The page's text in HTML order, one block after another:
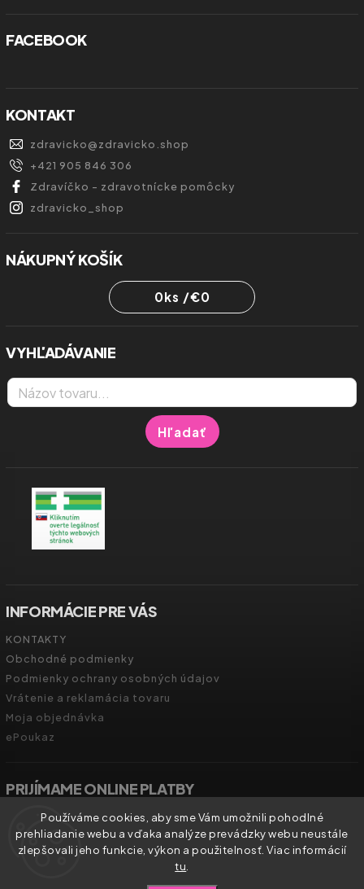
Používáme cookies, aby sme Vám umožnili pohodlné
prehliadanie webu a vďaka analýze prevádzky webu neustále
zlepšovali jeho funkcie, výkon a použitelnosť. Viac informácií
tu
FACEBOOK
KONTAKT
zdravicko@zdravicko.shop
+421 905 846 306
Zdravíčko - zdravotnícke pomôcky
zdravicko_shop
NÁKUPNÝ KOŠÍK
0ks /€0
VYHĽADÁVANIE
Hľadať
INFORMÁCIE PRE VÁS
KONTAKTY
Obchodné podmienky
Podmienky ochrany osobných údajov
Vrátenie a reklamácia tovaru
Moja objednávka
ePoukaz
PRIJÍMAME ONLINE PLATBY
Zdravíčko.shop. Všetky práva vyhradené.